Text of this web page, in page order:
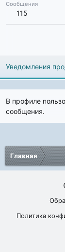
Сообщения
115
Уведомления
В профиле
сообщения.
Главная
Политика